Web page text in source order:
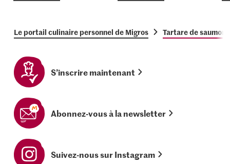
Le portail culinaire personnel de Migros Tartare de saumon
S’inscrire maintenant
Abonnez-vous à la newsletter
Suivez-nous sur Instagram